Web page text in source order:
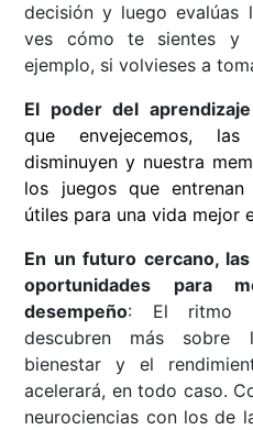
decisión y luego evalúas
ves cómo te sientes y
ejemplo, si volvieses a
El poder del
que envejecemos, las
disminuyen y nuestra
los juegos que
útiles para una vida mejor
En un futuro cercano,
oportunidades
desempeño: El ritmo
descubren más sobre
bienestar y el
acelerará, en todo caso.
neurociencias con los de